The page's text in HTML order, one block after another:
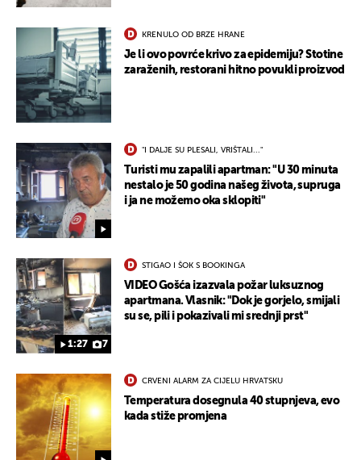
KRENULO OD BRZE HRANE
Je li ovo povrće krivo za epidemiju? Stotine
zaraženih, restorani hitno povukli proizvod
"I DALJE SU PLESALI, VRIŠTALI..."
Turisti mu zapalili apartman: "U 30 minuta
nestalo je 50 godina našeg života, supruga
i ja ne možemo oka sklopiti"
1:27 7
STIGAO I ŠOK S BOOKINGA
VIDEO Gošća izazvala požar luksuznog
apartmana. Vlasnik: "Dok je gorjelo, smijali
su se, pili i pokazivali mi srednji prst"
CRVENI ALARM ZA CIJELU HRVATSKU
Temperatura dosegnula 40 stupnjeva, evo
kada stiže promjena
UKLJUČITE NOTIFIKACIJE